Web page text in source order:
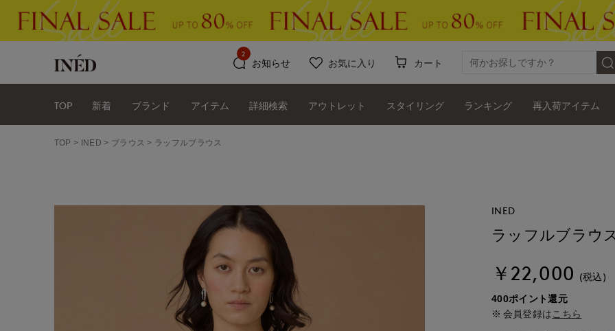
お知らせ
2
お気に入り カート
TOP 新着 ブランド アイテム 詳細検索 アウトレット スタイリング ランキング 再入荷アイテム
TOP INED ブラウス ラッフルブラウス
INED
ラッフルブラウ
￥22,000 (税込)
400ポイント還元
会員登録は こちら